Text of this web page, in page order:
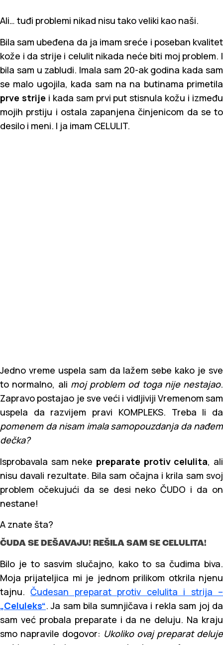
Ali… tuđi problemi nikad nisu tako veliki kao naši.
Bila sam ubeđena da ja imam sreće i poseban kvalitet
kože i da strije i celulit nikada neće biti moj problem. I
bila sam u zabludi. Imala sam 20-ak godina kada sam
se malo ugojila, kada sam na na butinama primetila
prve strije i kada sam prvi put stisnula kožu i između
mojih prstiju i ostala zapanjena činjenicom da se to
desilo i meni. I ja imam CELULIT.
Jedno vreme uspela sam da lažem sebe kako je sve
to normalno, ali moj problem od toga nije nestajao.
Zapravo postajao je sve veći i vidljiviji Vremenom sam
uspela da razvijem pravi KOMPLEKS. Treba li da
pomenem da nisam imala samopouzdanja da nađem
dečka?
Isprobavala sam neke preparate protiv celulita, ali
nisu davali rezultate. Bila sam očajna i krila sam svoj
problem očekujući da se desi neko ČUDO i da on
nestane!
A znate šta?
ČUDA SE DEŠAVAJU! REŠILA SAM SE CELULITA!
Bilo je to sasvim slučajno, kako to sa čudima biva.
Moja prijateljica mi je jednom prilikom otkrila njenu
tajnu.Čudesan preparat protiv celulita i strija –
„Celuleks“. Ja sam bila sumnjičava i rekla sam joj da
sam već probala preparate i da ne deluju. Na kraju
smo napravile dogovor: Ukoliko ovaj preparat deluje